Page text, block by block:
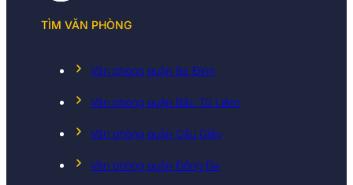
TÌM VĂN PHÒNG
Văn phòng quận Ba Đình
Văn phòng quận Bắc Từ Liêm
Văn phòng quận Cầu Giấy
Văn phòng quận Đống Đa